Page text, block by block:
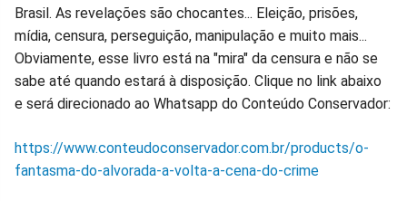
Brasil. As revelações são chocantes... Eleição, prisões,
mídia, censura, perseguição, manipulação e muito mais...
Obviamente, esse livro está na "mira" da censura e não se
sabe até quando estará à disposição. Clique no link abaixo
e será direcionado ao Whatsapp do Conteúdo Conservador:
https://www.conteudoconservador.com.br/products/o-
fantasma-do-alvorada-a-volta-a-cena-do-crime